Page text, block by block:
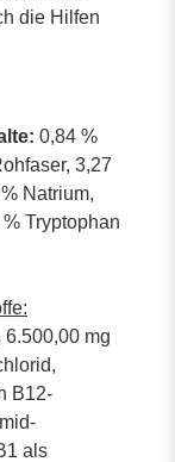
die Hilfen
0,84 %
3,27
Natrium,
Tryptophan
mg
B12-
als